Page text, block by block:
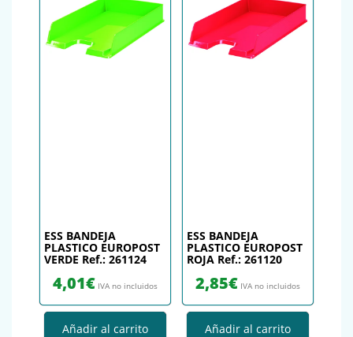
ESS BANDEJA
PLASTICO EUROPOST
VERDE Ref.: 261124
4,01€ IVA no incluidos
Añadir al carrito
ESS BANDEJA
PLASTICO EUROPOST
ROJA Ref.: 261120
2,85€ IVA no incluidos
Añadir al carrito